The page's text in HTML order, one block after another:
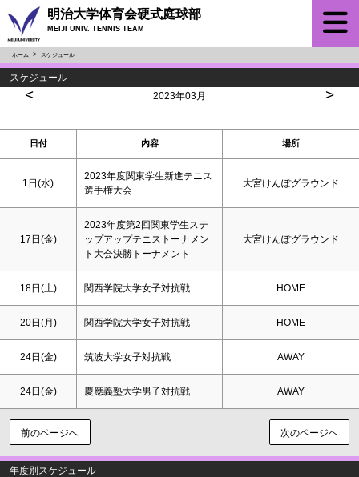
明治大学体育会硬式庭球部
MEIJI UNIV. TENNIS TEAM
ホーム スケジュール
スケジュール
< 2023年03月 >
日付 内容 場所
1日(水)
2023年度関東学生新進テニス
選手権大会
大宮けんぽグラウンド
17日(金)
2023年度第2回関東学生ステ
ップアップテニストーナメン
ト大会決勝トーナメント
大宮けんぽグラウンド
18日(土) 関西学院大学女子対抗戦 HOME
20日(月) 関西学院大学女子対抗戦 HOME
24日(金) 筑波大学女子対抗戦 AWAY
24日(金) 慶應義塾大学男子対抗戦 AWAY
前のページへ 次のページヘ
年度別スケジュール